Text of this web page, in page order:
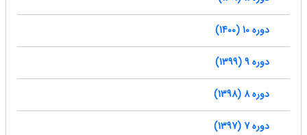
دوره 10 (1400)
دوره 9 (1399)
دوره 8 (1398)
دوره 7 (1397)